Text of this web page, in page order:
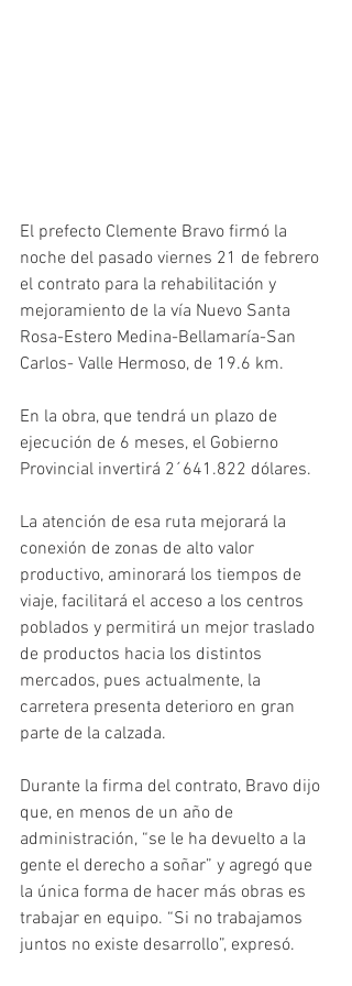
El prefecto Clemente Bravo firmó la
noche del pasado viernes 21 de febrero
el contrato para la rehabilitación y
mejoramiento de la vía Nuevo Santa
Rosa-Estero Medina-Bellamaría-San
Carlos- Valle Hermoso, de 19.6 km.
En la obra, que tendrá un plazo de
ejecución de 6 meses, el Gobierno
Provincial invertirá 2´641.822 dólares.
La atención de esa ruta mejorará la
conexión de zonas de alto valor
productivo, aminorará los tiempos de
viaje, facilitará el acceso a los centros
poblados y permitirá un mejor traslado
de productos hacia los distintos
mercados, pues actualmente, la
carretera presenta deterioro en gran
parte de la calzada.
Durante la firma del contrato, Bravo dijo
que, en menos de un año de
administración, “se le ha devuelto a la
gente el derecho a soñar” y agregó que
la única forma de hacer más obras es
trabajar en equipo. “Si no trabajamos
juntos no existe desarrollo”, expresó.